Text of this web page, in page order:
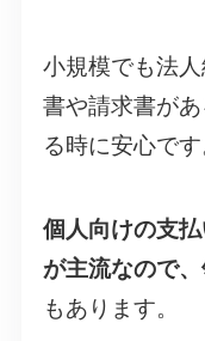
小規模でも法
書や請求書が
る時に安心です
個人向けの支
が主流なので
もあります。